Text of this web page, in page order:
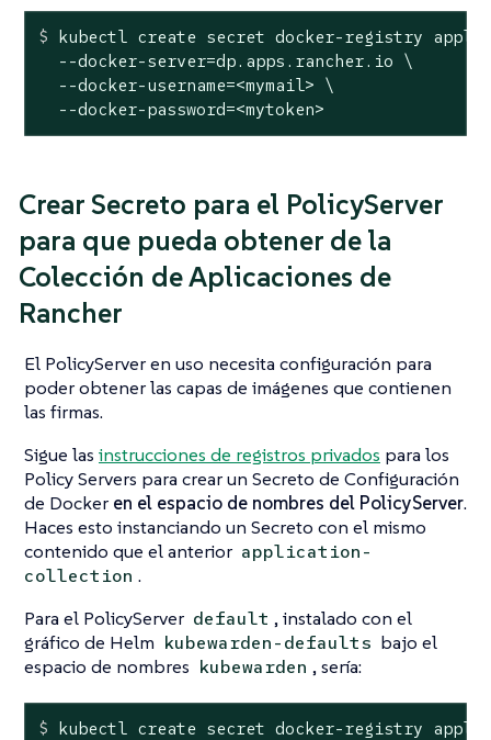
$ kubectl create secret docker-registry
  --docker-server=dp.apps.rancher.io \
  --docker-username=<mymail> \
  --docker-password=<mytoken>
Crear Secreto para el PolicyServer
para que pueda obtener de la
Colección de Aplicaciones de
Rancher
El PolicyServer en uso necesita configuración para
poder obtener las capas de imágenes que contienen
las firmas.
Sigue las instrucciones de registros privados para los
Policy Servers para crear un Secreto de Configuración
de Docker en el espacio de nombres del PolicyServer.
Haces esto instanciando un Secreto con el mismo
contenido que el anterior application-
collection .
Para el PolicyServer default , instalado con el
gráfico de Helm kubewarden-defaults bajo el
espacio de nombres kubewarden , sería:
$ kubectl create secret docker-registry